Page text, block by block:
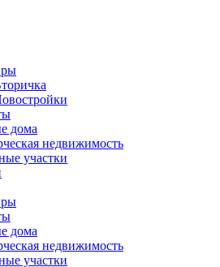
дома
недвижимость
участки
дома
недвижимость
участки